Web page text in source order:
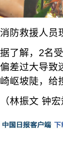
消防救援人员
据了解，2名
偏差过大导致
崎岖坡陡，给
（林振文 钟